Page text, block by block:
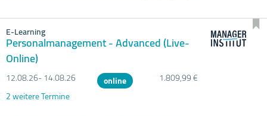
E-Learning
Personalmanagement - Advanced (Live-
Online)
12.08.26- 14.08.26 online
1.809,99 €
2 weitere Termine